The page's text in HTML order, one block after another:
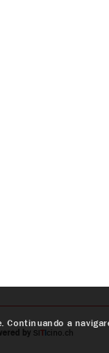
by SITIcino.ch
Continuando a